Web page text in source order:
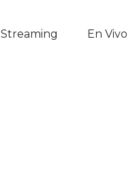
Streaming En Vivo